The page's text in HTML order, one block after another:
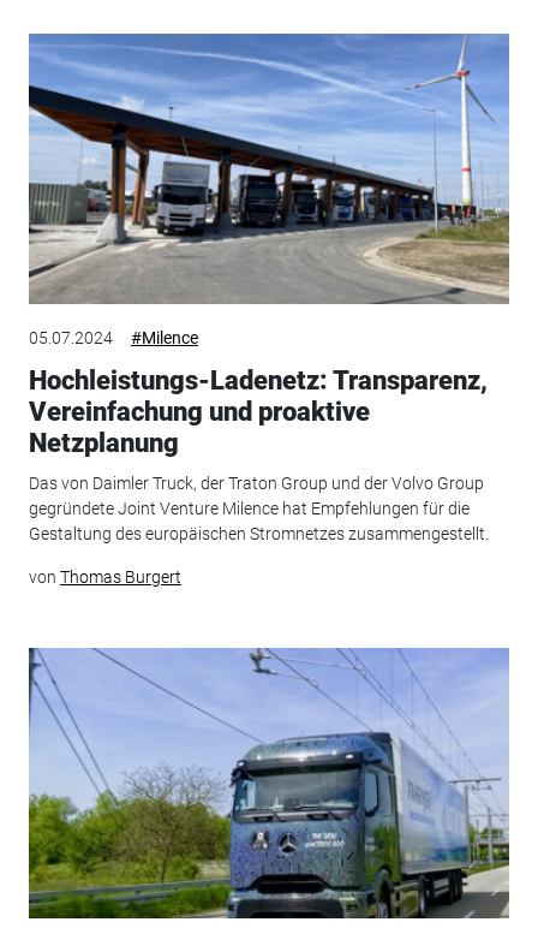
05.07.2024 #Milence
Hochleistungs-Ladenetz: Transparenz,
Vereinfachung und proaktive
Netzplanung
Das von Daimler Truck, der Traton Group und der Volvo Group
gegründete Joint Venture Milence hat Empfehlungen für die
Gestaltung des europäischen Stromnetzes zusammengestellt.
von Thomas Burgert